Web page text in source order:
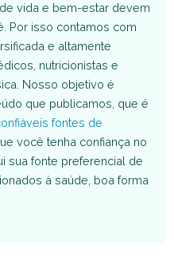
vida e bem-estar devem
Por isso contamos com
e altamente
nutricionistas e
Nosso objetivo é
que publicamos, que é
fontes de
você tenha confiança no
sua fonte preferencial de
à saúde, boa forma